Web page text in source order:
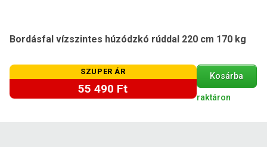
Bordásfal vízszintes húzódzkó rúddal 220 cm 170 kg
SZUPER ÁR
55 490 Ft
Kosárba
raktáron